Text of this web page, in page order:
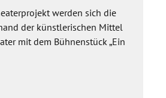
werden sich die
der künstlerischen Mittel
mit dem Bühnenstück „Ein